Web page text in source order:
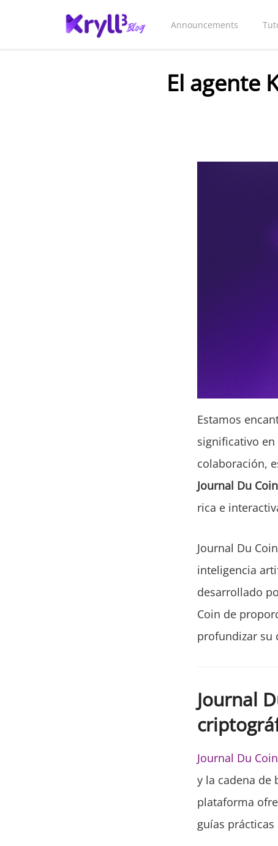
Announcements
El agente
Estamos
significativo en
colaboración,
Journal Du Coin
rica e
Journal Du
inteligencia
desarrollado
Coin de
profundizar su
Journal
Journal Du Coin
y la cadena de
plataforma
guías